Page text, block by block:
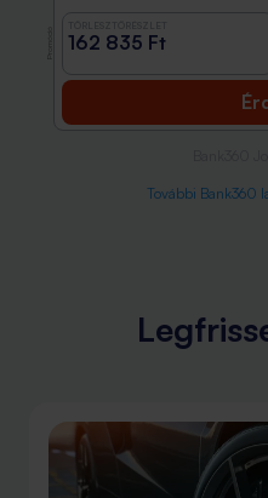
162 835 Ft
További Bank360